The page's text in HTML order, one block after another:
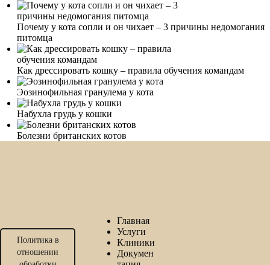
Почему у кота сопли и он чихает – 3 причины недомогания
питомца
Как дрессировать кошку – правила обучения командам
Эозинофильная гранулема у кота
Набухла грудь у кошки
Болезни британских котов
Политика в
отношении
Главная
Услуги
Клиники
Докумен